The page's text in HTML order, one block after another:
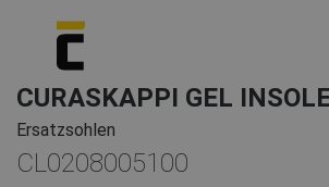
CURASKAPPI GEL
Ersatzsohlen
CL0208005100